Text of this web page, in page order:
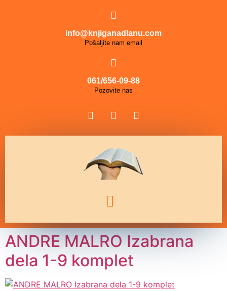
info@knjiganadlanu.com
Pošaljite nam email
061/656-09-88
Pozovite nas
ANDRE MALRO Izabrana
dela 1-9 komplet